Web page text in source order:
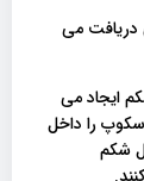
دریافت می
ایجاد می
را داخل
شکم